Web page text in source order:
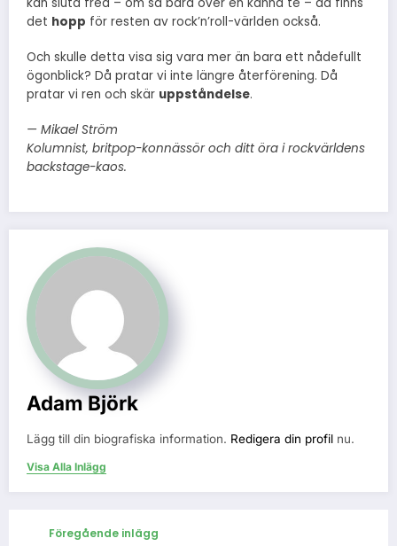
det hopp för resten av rock’n’roll-världen också.
Och skulle detta visa sig vara mer än bara ett nådefullt
ögonblick? Då pratar vi inte längre återförening. Då
pratar vi ren och skär uppståndelse.
— Mikael Ström
Kolumnist, britpop-konnässör och ditt öra i rockvärldens
backstage-kaos.
Adam Björk
Lägg till din biografiska information. Redigera din profil nu.
Visa Alla Inlägg
Föregående inlägg